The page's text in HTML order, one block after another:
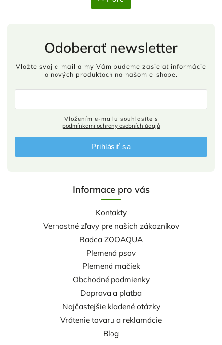
Informace pro vás
Kontakty
Vernostné zľavy pre našich zákazníkov
Radca ZOOAQUA
Plemená psov
Plemená mačiek
Obchodné podmienky
Doprava a platba
Najčastejšie kladené otázky
Vrátenie tovaru a reklamácie
Blog
Odoberať newsletter
Vložte svoj e-mail a my Vám budeme zasielať informácie
o nových produktoch na našom e-shope.
podmínkami ochrany osobních údajů
Prihlásiť sa